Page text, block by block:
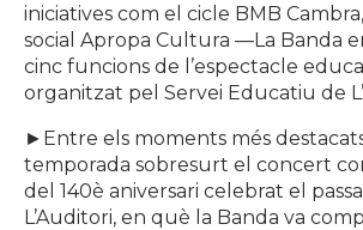
iniciatives com el cicle BMB
social Apropa Cultura —La Banda
cinc funcions de l’espectacle
organitzat pel Servei Educatiu de
►Entre els moments més
temporada sobresurt el concert
del 140è aniversari celebrat el
L’Auditori, en què la Banda va